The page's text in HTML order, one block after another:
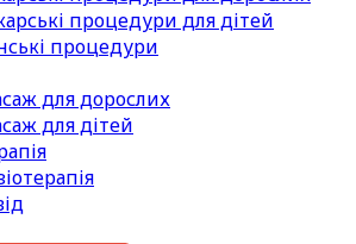
процедури для дітей
процедури
для дорослих
для дітей